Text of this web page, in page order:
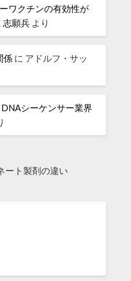
ワクチンの有効性が
志願兵 より
係 に アドルフ・サッ
DNAシーケンサー業界
ート製剤の違い